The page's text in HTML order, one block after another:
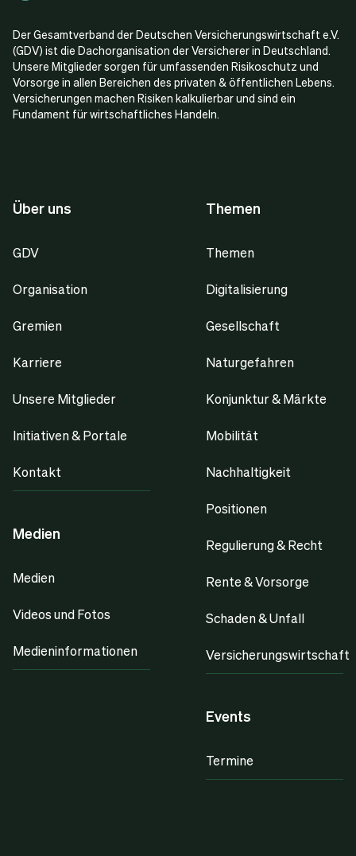
Der Gesamtverband der Deutschen Versicherungswirtschaft e.V.
(GDV) ist die Dachorganisation der Versicherer in Deutschland.
Unsere Mitglieder sorgen für umfassenden Risikoschutz und
Vorsorge in allen Bereichen des privaten & öffentlichen Lebens.
Versicherungen machen Risiken kalkulierbar und sind ein
Fundament für wirtschaftliches Handeln.
Über uns
GDV
Organisation
Gremien
Karriere
Unsere Mitglieder
Initiativen & Portale
Kontakt
Medien
Medien
Videos und Fotos
Medieninformationen
Themen
Themen
Digitalisierung
Gesellschaft
Naturgefahren
Konjunktur & Märkte
Mobilität
Nachhaltigkeit
Positionen
Regulierung & Recht
Rente & Vorsorge
Schaden & Unfall
Versicherungswirtschaft
Events
Termine